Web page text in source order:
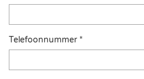
Telefoonnummer *